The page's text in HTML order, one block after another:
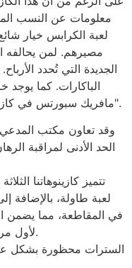
معلومات عن النسب
لعبة الكرابس خيار
مصيرهم. لمن
الجديدة التي تُحدد
الباكارات. كما يوجد
مافريك سبورتس في كازينو جوني زد، وهو كازينو تابع لـ "هيج زد".
وقد تعاون مكتب المدعي
الحد الأدنى لمراقبة
لعبة طاولة، بالإضافة
في المقاطعة، مما يضمن
لأول مرة إلى صائدي الإثارة المخضرمين.
السترات محظورة بشكل